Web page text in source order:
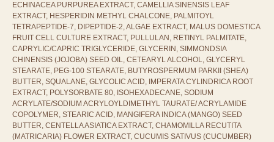
ECHINACEA PURPUREA EXTRACT, CAMELLIA SINENSIS LEAF
EXTRACT, HESPERIDIN METHYL CHALCONE, PALMITOYL
TETRAPEPTIDE-7, DIPEPTIDE-2, ALGAE EXTRACT, MALUS DOMESTICA
FRUIT CELL CULTURE EXTRACT, PULLULAN, RETINYL PALMITATE,
CAPRYLIC/CAPRIC TRIGLYCERIDE, GLYCERIN, SIMMONDSIA
CHINENSIS (JOJOBA) SEED OIL, CETEARYL ALCOHOL, GLYCERYL
STEARATE, PEG-100 STEARATE, BUTYROSPERMUM PARKII (SHEA)
BUTTER, SQUALANE, GLYCOLIC ACID, IMPERATA CYLINDRICA ROOT
EXTRACT, POLYSORBATE 80, ISOHEXADECANE, SODIUM
ACRYLATE/SODIUM ACRYLOYLDIMETHYL TAURATE/ ACRYLAMIDE
COPOLYMER, STEARIC ACID, MANGIFERA INDICA (MANGO) SEED
BUTTER, CENTELLA ASIATICA EXTRACT, CHAMOMILLA RECUTITA
(MATRICARIA) FLOWER EXTRACT, CUCUMIS SATIVUS (CUCUMBER)